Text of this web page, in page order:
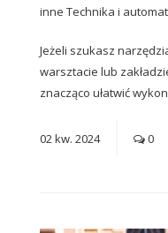
inne Technika i
Jeżeli szukasz
warsztacie lub
znacząco ułatwić
02kw. 2024 0